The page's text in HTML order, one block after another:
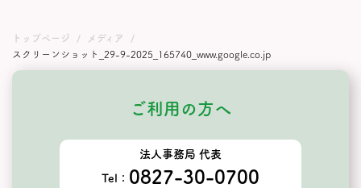
トップページ
メディア
スクリーンショット_29-9-2025_165740_www.google.co.jp
ご利用の方へ
法人事務局 代表
Tel： 0827-30-0700